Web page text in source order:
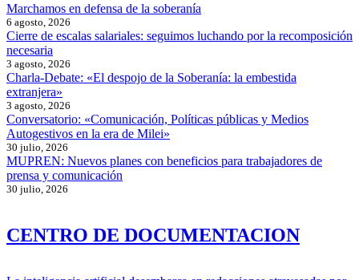
Marchamos en defensa de la soberanía
6 agosto, 2026
Cierre de escalas salariales: seguimos luchando por la recomposición
necesaria
3 agosto, 2026
Charla-Debate: «El despojo de la Soberanía: la embestida
extranjera»
3 agosto, 2026
Conversatorio: «Comunicación, Políticas públicas y Medios
Autogestivos en la era de Milei»
30 julio, 2026
MUPREN: Nuevos planes con beneficios para trabajadores de
prensa y comunicación
30 julio, 2026
CENTRO DE DOCUMENTACION